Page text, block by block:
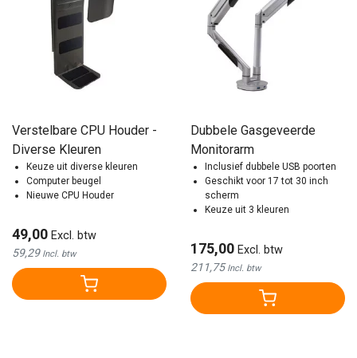
Verstelbare CPU Houder -
Diverse Kleuren
Keuze uit diverse kleuren
Computer beugel
Nieuwe CPU Houder
49,00 Excl. btw
59,29 Incl. btw
Dubbele Gasgeveerde
Monitorarm
Inclusief dubbele USB poorten
Geschikt voor 17 tot 30 inch
scherm
Keuze uit 3 kleuren
175,00 Excl. btw
211,75Incl. btw